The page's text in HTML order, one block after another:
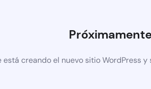
está creando el nuevo sitio WordPress